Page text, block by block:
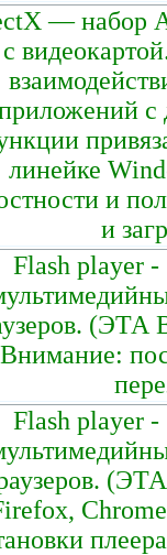
— набор
с
с
линейке
и
и
Flash player -
(ЭТА
Внимание:
Flash player -